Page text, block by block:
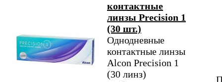
контактные
линзы Precision 1
(30 шт.)
Однодневные
контактные линзы
Alcon Precision 1
(30 линз)